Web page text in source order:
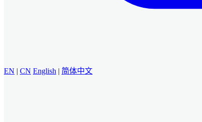
EN | CN English | 简体中文